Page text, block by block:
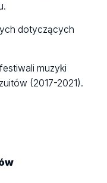
dotyczących
muzyki
(2017-2021).